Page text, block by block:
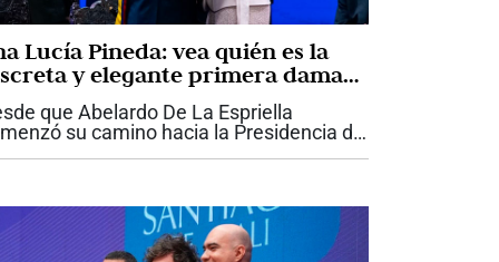
Lucía Pineda: vea quién es la
y elegante primera dama
acompaña a Abelardo De La
que Abelardo De La Espriella
su camino hacia la Presidencia de
Ana Lucía Pineda ha llamado la